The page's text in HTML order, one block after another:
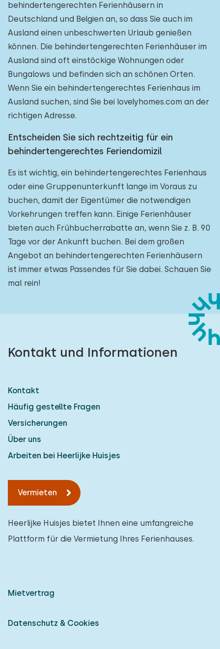
behindertengerechten Ferienhäusern in
Deutschland und Belgien an, so dass Sie auch im
Ausland einen unbeschwerten Urlaub genießen
können. Die behindertengerechten Ferienhäuser im
Ausland sind oft einstöckige Wohnungen oder
Bungalows und befinden sich an schönen Orten.
Wenn Sie ein behindertengerechtes Ferienhaus im
Ausland suchen, sind Sie bei lovelyhomes.com an der
richtigen Adresse.
Entscheiden Sie sich rechtzeitig für ein
behindertengerechtes Feriendomizil
Es ist wichtig, ein behindertengerechtes Ferienhaus
oder eine Gruppenunterkunft lange im Voraus zu
buchen, damit der Eigentümer die notwendigen
Vorkehrungen treffen kann. Einige Ferienhäuser
bieten auch Frühbucherrabatte an, wenn Sie z. B. 90
Tage vor der Ankunft buchen. Bei dem großen
Angebot an behindertengerechten Ferienhäusern
ist immer etwas Passendes für Sie dabei. Schauen Sie
mal rein!
Kontakt und Informationen
Kontakt
Häufig gestellte Fragen
Versicherungen
Über uns
Arbeiten bei Heerlijke Huisjes
Vermieten
Heerlijke Huisjes bietet Ihnen eine umfangreiche
Plattform für die Vermietung Ihres Ferienhauses.
Mietvertrag
Datenschutz & Cookies